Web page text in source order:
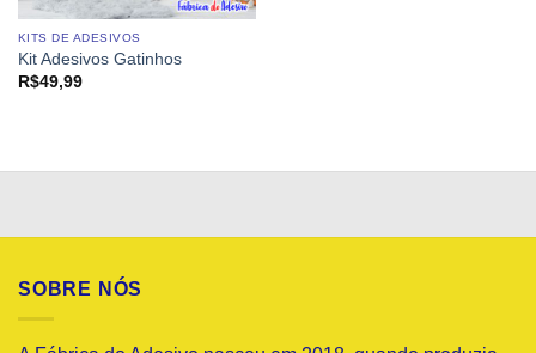
KITS DE ADESIVOS
Kit Adesivos Gatinhos
R$49,99
SOBRE NÓS